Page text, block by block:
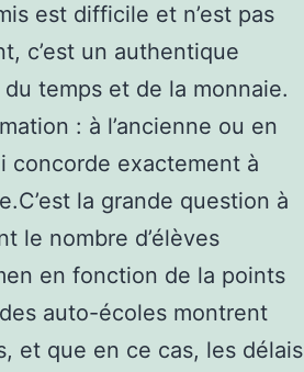
est difficile et n’est pas
c’est un authentique
temps et de la monnaie.
: à l’ancienne ou en
concorde exactement à
la grande question à
le nombre d’élèves
en fonction de la points
auto-écoles montrent
et que en ce cas, les délais